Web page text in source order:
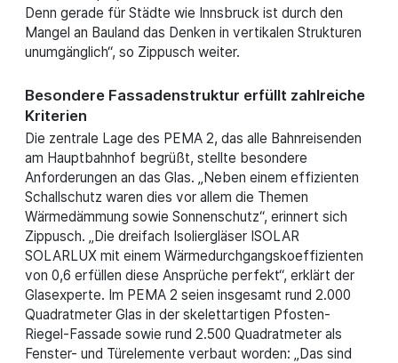
Denn gerade für Städte wie Innsbruck ist durch den
Mangel an Bauland das Denken in vertikalen Strukturen
unumgänglich“, so Zippusch weiter.
Besondere Fassadenstruktur erfüllt zahlreiche
Kriterien
Die zentrale Lage des PEMA 2, das alle Bahnreisenden
am Hauptbahnhof begrüßt, stellte besondere
Anforderungen an das Glas. „Neben einem effizienten
Schallschutz waren dies vor allem die Themen
Wärmedämmung sowie Sonnenschutz“, erinnert sich
Zippusch. „Die dreifach Isoliergläser ISOLAR
SOLARLUX mit einem Wärmedurchgangskoeffizienten
von 0,6 erfüllen diese Ansprüche perfekt“, erklärt der
Glasexperte. Im PEMA 2 seien insgesamt rund 2.000
Quadratmeter Glas in der skelettartigen Pfosten-
Riegel-Fassade sowie rund 2.500 Quadratmeter als
Fenster- und Türelemente verbaut worden: „Das sind